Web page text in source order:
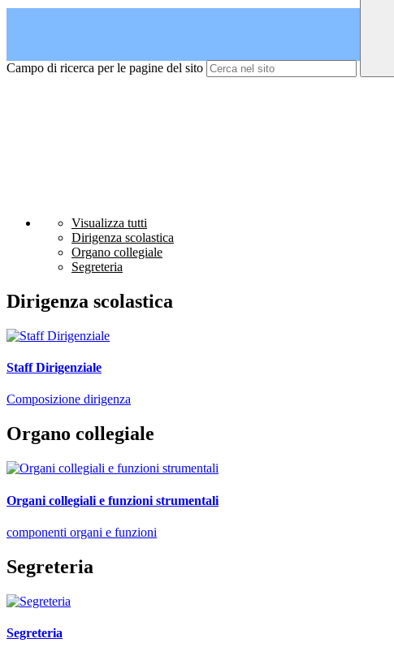
Campo di ricerca per le pagine del sito
Visualizza tutti
Dirigenza scolastica
Organo collegiale
Segreteria
Dirigenza scolastica
Staff Dirigenziale
Composizione dirigenza
Organo collegiale
Organi collegiali e funzioni strumentali
componenti organi e funzioni
Segreteria
Segreteria